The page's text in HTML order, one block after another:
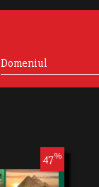
Domeniul
47%